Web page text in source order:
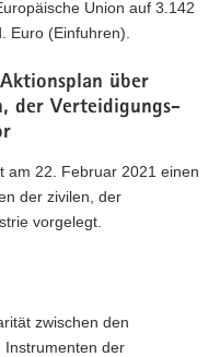
Union auf 3.142
Euro (Einfuhren).
über
der Verteidigungs-
am 22. Februar 2021 einen
der zivilen, der
vorgelegt.
zwischen den
Instrumenten der